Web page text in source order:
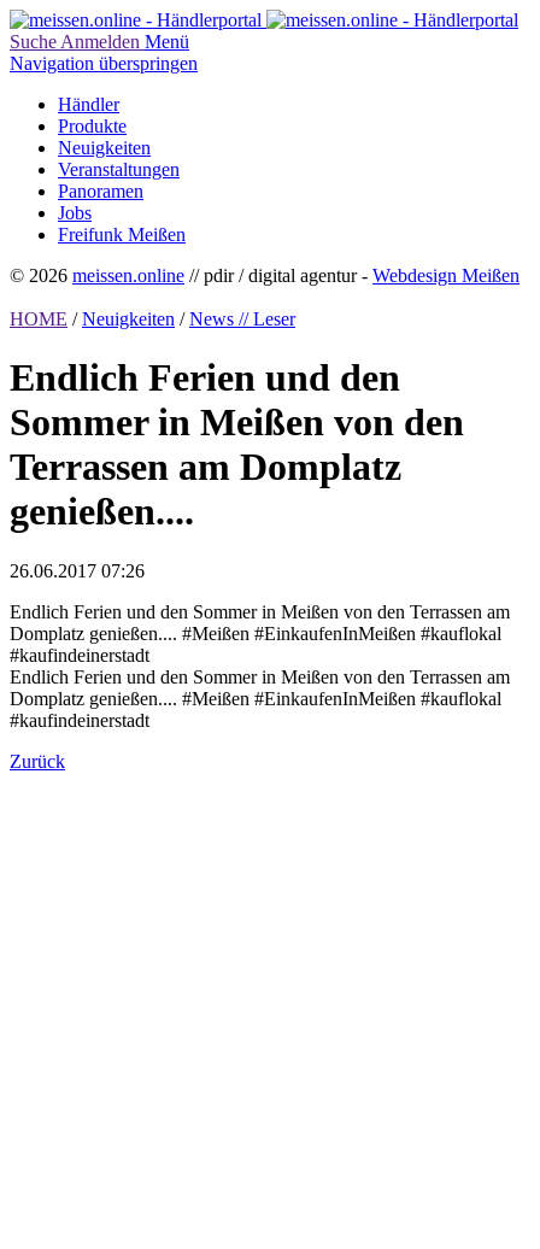
Suche Anmelden Menü
Navigation überspringen
Händler
Produkte
Neuigkeiten
Veranstaltungen
Panoramen
Jobs
Freifunk Meißen
© 2026 meissen.online // pdir / digital agentur - Webdesign Meißen
HOME / Neuigkeiten / News // Leser
Endlich Ferien und den
Sommer in Meißen von den
Terrassen am Domplatz
genießen....
26.06.2017 07:26
Endlich Ferien und den Sommer in Meißen von den Terrassen am
Domplatz genießen.... #Meißen #EinkaufenInMeißen #kauflokal
#kaufindeinerstadt
Endlich Ferien und den Sommer in Meißen von den Terrassen am
Domplatz genießen.... #Meißen #EinkaufenInMeißen #kauflokal
#kaufindeinerstadt
Zurück